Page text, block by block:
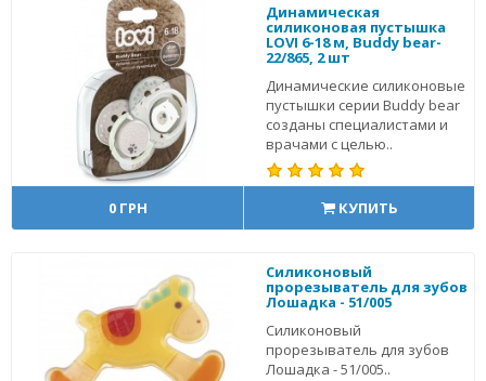
Динамическая
силиконовая пустышка
LOVI 6-18 м, Buddy bear-
22/865, 2 шт
Динамические силиконовые
пустышки серии Buddy bear
созданы специалистами и
врачами с целью..
0 ГРН КУПИТЬ
Силиконовый
прорезыватель для зубов
Лошадка - 51/005
Силиконовый
прорезыватель для зубов
Лошадка - 51/005..